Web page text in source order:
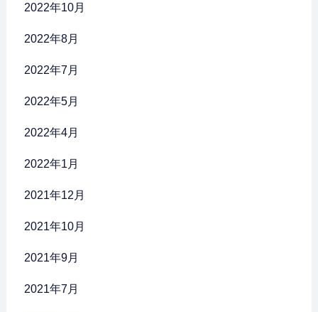
2022年10月
2022年8月
2022年7月
2022年5月
2022年4月
2022年1月
2021年12月
2021年10月
2021年9月
2021年7月